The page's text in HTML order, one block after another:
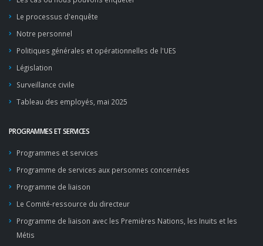
Le processus d'enquête
Notre personnel
Politiques générales et opérationnelles de l'UES
Législation
Surveillance civile
Tableau des employés, mai 2025
PROGRAMMES ET SERVICES
Programmes et services
Programme de services aux personnes concernées
Programme de liaison
Le Comité-ressource du directeur
Programme de liaison avec les Premières Nations, les Inuits et les
Métis